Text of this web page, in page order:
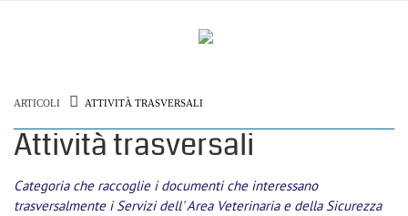
ARTICOLI ATTIVITÀ TRASVERSALI
Attività trasversali
Categoria che raccoglie i documenti che interessano
trasversalmente i Servizi dell' Area Veterinaria e della Sicurezza